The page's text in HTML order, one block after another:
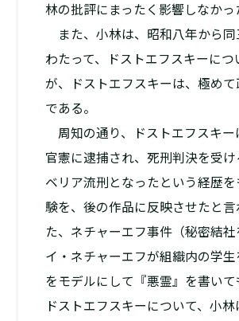
林の批評にまったく影響しなかっ
また、小林は、昭和八年から同
わたって、ドストエフスキーにつ
が、ドストエフスキーは、極め
である。
周知の通り、ドストエフスキー
官憲に逮捕され、死刑判決を受
ベリア流刑となったという経歴
験を、後の作品に反映させたと言
た、ネチャーエフ事件（秘密結
イ・ネチャーエフが組織内の学生
をモデルにして『悪霊』を書いて
ドストエフスキーについて、小